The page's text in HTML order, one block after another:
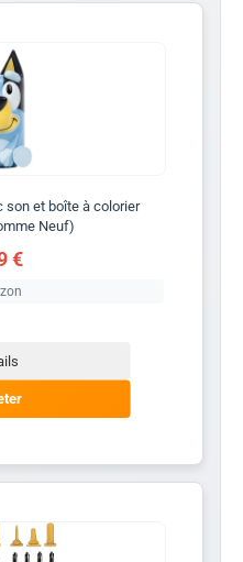
son et boîte à colorier
Neuf)
€